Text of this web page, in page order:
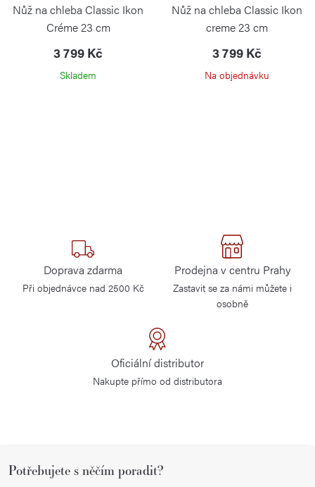
Nůž na chleba Classic Ikon
Créme 23 cm
3 799 Kč
Skladem
Nůž na chleba Classic Ikon
creme 23 cm
3 799 Kč
Na objednávku
Doprava zdarma
Při objednávce nad 2500 Kč
Prodejna v centru Prahy
Zastavit se za námi můžete i
osobně
Oficiální distributor
Nakupte přímo od distributora
Potřebujete s něčím poradit?